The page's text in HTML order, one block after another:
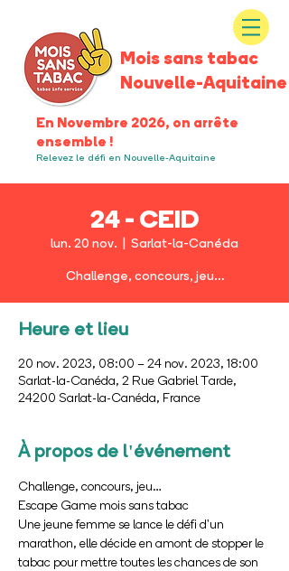
Mois sans tabac
Nouvelle-Aquitaine
En Novembre 2026, on arrête
ensemble !
Relevez le défi en Nouvelle-Aquitaine
24 - CEID
lun. 20 nov.
  |
Sarlat-la-Canéda
Challenge, concours, jeu…
Heure et lieu
20 nov. 2023, 08:00 – 24 nov. 2023, 18:00
Sarlat-la-Canéda, 2 Rue Gabriel Tarde,
24200 Sarlat-la-Canéda, France
À propos de l'événement
Challenge, concours, jeu…
Escape Game mois sans tabac
Une jeune femme se lance le défi d'un
marathon, elle décide en amont de stopper le
tabac pour mettre toutes les chances de son